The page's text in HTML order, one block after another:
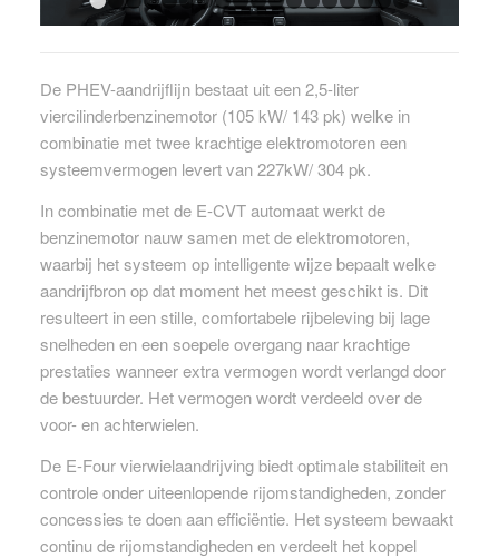
1 2 3 4 5 6 7 8 9 10111213
De PHEV-aandrijflijn bestaat uit een 2,5-liter
viercilinderbenzinemotor (105 kW/ 143 pk) welke in
combinatie met twee krachtige elektromotoren een
systeemvermogen levert van 227kW/ 304 pk.
In combinatie met de E-CVT automaat werkt de
benzinemotor nauw samen met de elektromotoren,
waarbij het systeem op intelligente wijze bepaalt welke
aandrijfbron op dat moment het meest geschikt is. Dit
resulteert in een stille, comfortabele rijbeleving bij lage
snelheden en een soepele overgang naar krachtige
prestaties wanneer extra vermogen wordt verlangd door
de bestuurder. Het vermogen wordt verdeeld over de
voor- en achterwielen.
De E-Four vierwielaandrijving biedt optimale stabiliteit en
controle onder uiteenlopende rijomstandigheden, zonder
concessies te doen aan efficiëntie. Het systeem bewaakt
continu de rijomstandigheden en verdeelt het koppel